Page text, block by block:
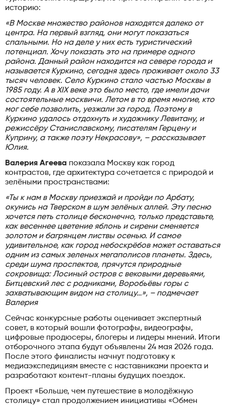
историю:
«В Москве множество районов находятся далеко от
центра. На первый взгляд, они могут показаться
спальными. Но на деле у них есть туристический
потенциал. Хочу показать это на примере одного
района. Данный район находится на севере города и
называется Куркино, сегодня здесь проживает около 33
тысяч человек. Село Куркино стало частью Москвы в
1985 году. А в XIX веке это было место, где имели дачи
состоятельные москвичи. Летом в то время многие, кто
мог себе позволить, уезжали за город. Поэтому в
Куркино удалось отдохнуть и художнику Левитану, и
режиссёру Станиславскому, писателям Герцену и
Куприну, а также поэту Некрасову», – рассказывает
Юлия.
Валерия Агеева показала Москву как город
контрастов, где архитектура сочетается с природой и
зелёными пространствами:
«Ты к нам в Москву приезжай и пройди по Арбату,
окунись на Тверском в шум зелёных аллей. Эту песню
хочется петь столице бесконечно, только представьте,
как весеннее цветение яблонь и сирени сменяется
золотом и багрянцем листвы осенью. И самое
удивительное, как город небоскрёбов может оставаться
одним из самых зеленых мегаполисов планеты. Здесь,
среди шума проспектов, прячутся природные
сокровища: Лосиный остров с вековыми деревьями,
Битцевский лес с родниками, Воробьёвы горы с
захватывающим видом на столицу…», – подмечает
Валерия
Сейчас конкурсные работы оценивает экспертный
совет, в который вошли фотографы, видеографы,
цифровые продюсеры, блогеры и лидеры мнений. Итоги
отборочного этапа будут объявлены 24 мая 2026 года.
После этого финалисты начнут подготовку к
медиаэкспедициям вместе с наставниками проекта и
разработают контент-планы будущих поездок.
Проект «Больше, чем путешествие в молодёжную
столицу» стал продолжением инициативы «Обмен